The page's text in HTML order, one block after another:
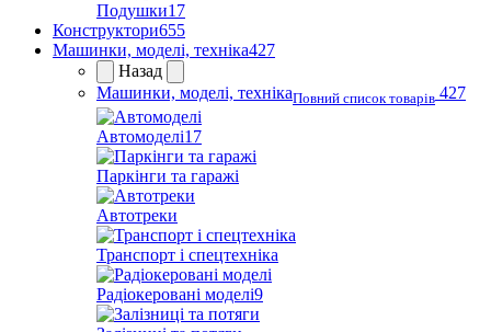
Подушки17
Конструктори655
Машинки, моделі, техніка427
Назад
Машинки, моделі, технікаПовний список товарів 427
Автомоделі17
Паркінги та гаражі
Автотреки
Транспорт і спецтехніка
Радіокеровані моделі9